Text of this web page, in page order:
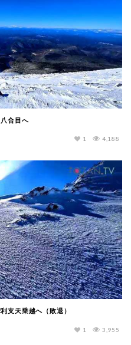
合目へ
4,188
1
支天乗越へ（敗退）
3,955
1